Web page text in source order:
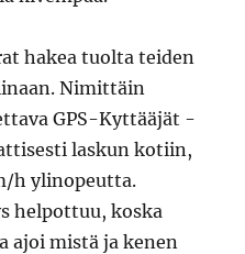
hakea tuolta teiden
Nimittäin
GPS-Kyttääjät -
laskun kotiin,
h ylinopeutta.
helpottuu, koska
ajoi mistä ja kenen